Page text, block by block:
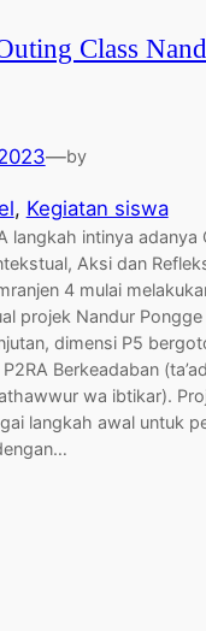
Class
—by
, Kegiatan siswa
langkah intinya adanya
Aksi dan
4 mulai
projek Nandur
dimensi P5
Berkeadaban
wa ibtikar).
langkah awal untuk